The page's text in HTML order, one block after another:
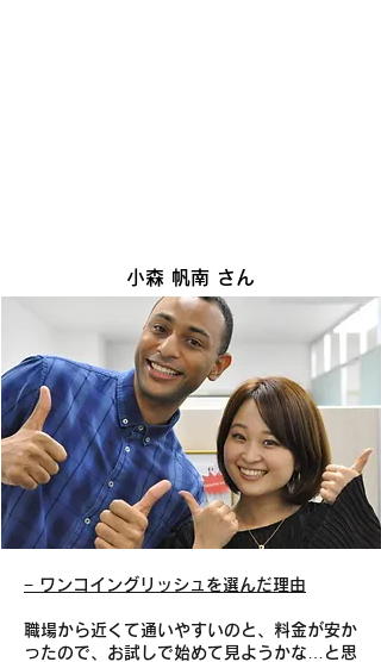
小森 帆南 さん
− ワンコイングリッシュを選んだ理由
職場から近くて通いやすいのと、料金が安か
ったので、お試しで始めて見ようかな…と思